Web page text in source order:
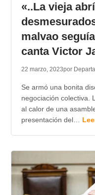
«..La vieja
malvao
canta Victor
22 marzo, 2023por
Se armó una bonita
negociación colectiva.
al calor de una
presentación del…